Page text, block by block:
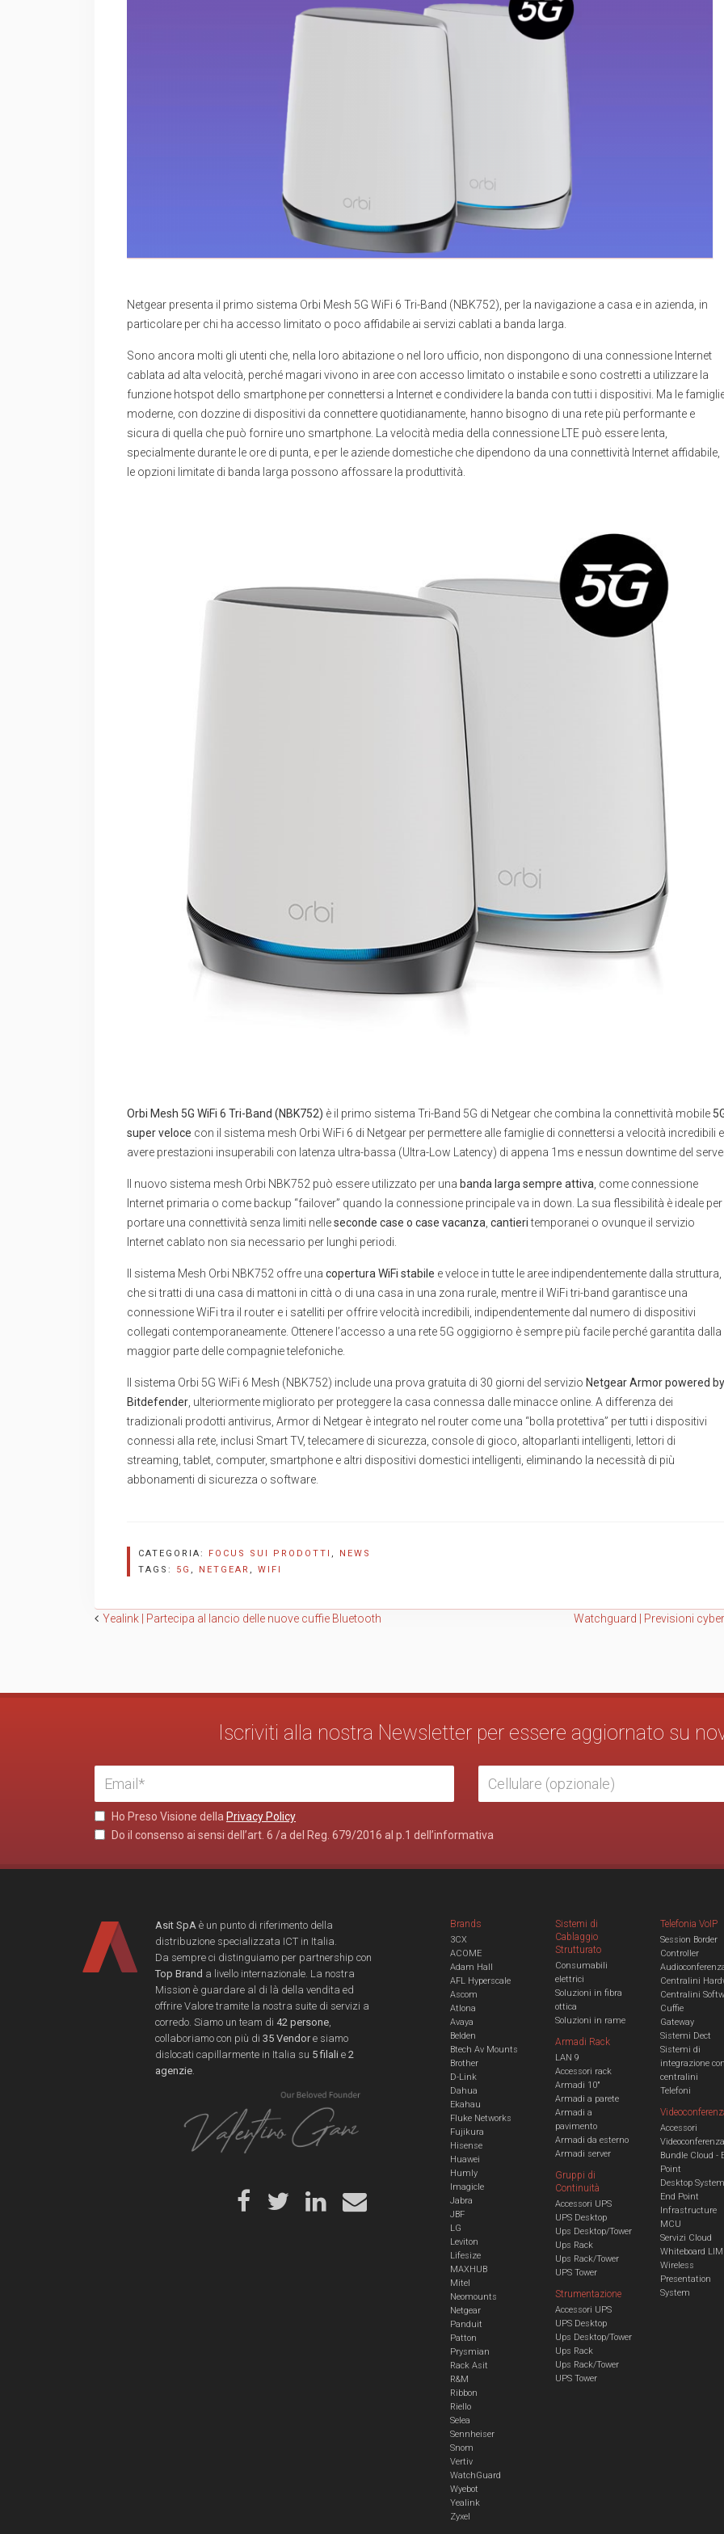
Netgear presenta il primo sistema Orbi Mesh 5G WiFi 6 Tri-Band (NBK752), per la navigazione a casa e in azienda, in
particolare per chi ha accesso limitato o poco affidabile ai servizi cablati a banda larga.
Sono ancora molti gli utenti che, nella loro abitazione o nel loro ufficio, non dispongono di una connessione Internet
cablata ad alta velocità, perché magari vivono in aree con accesso limitato o instabile e sono costretti a utilizzare la
funzione hotspot dello smartphone per connettersi a Internet e condividere la banda con tutti i dispositivi. Ma le
moderne, con dozzine di dispositivi da connettere quotidianamente, hanno bisogno di una rete più performante e
sicura di quella che può fornire uno smartphone. La velocità media della connessione LTE può essere lenta,
specialmente durante le ore di punta, e per le aziende domestiche che dipendono da una connettività Internet affidabile,
le opzioni limitate di banda larga possono affossare la produttività.
Orbi Mesh 5G WiFi 6 Tri-Band (NBK752) è il primo sistema Tri-Band 5G di Netgear che combina la connettività mobile
super veloce con il sistema mesh Orbi WiFi 6 di Netgear per permettere alle famiglie di connettersi a velocità incredibili e
avere prestazioni insuperabili con latenza ultra-bassa (Ultra-Low Latency) di appena 1ms e nessun downtime del
Il nuovo sistema mesh Orbi NBK752 può essere utilizzato per una banda larga sempre attiva, come connessione
Internet primaria o come backup “failover” quando la connessione principale va in down. La sua flessibilità è ideale per
portare una connettività senza limiti nelleseconde case o case vacanza, cantieritemporanei o ovunque il servizio
Internet cablato non sia necessario per lunghi periodi.
Il sistema Mesh Orbi NBK752 offre una copertura WiFi stabile e veloce in tutte le aree indipendentemente dalla struttura,
che si tratti di una casa di mattoni in città o di una casa in una zona rurale, mentre il WiFi tri-band garantisce una
connessione WiFi tra il router e i satelliti per offrire velocità incredibili, indipendentemente dal numero di dispositivi
collegati contemporaneamente. Ottenere l’accesso a una rete 5G oggigiorno è sempre più facile perché garantita dalla
maggior parte delle compagnie telefoniche.
Il sistema Orbi 5G WiFi 6 Mesh (NBK752) include una prova gratuita di 30 giorni del servizio Netgear Armor powered by
Bitdefender, ulteriormente migliorato per proteggere la casa connessa dalle minacce online. A differenza dei
tradizionali prodotti antivirus, Armor di Netgear è integrato nel router come una “bolla protettiva” per tutti i dispositivi
connessi alla rete, inclusi Smart TV, telecamere di sicurezza, console di gioco, altoparlanti intelligenti, lettori di
streaming, tablet, computer, smartphone e altri dispositivi domestici intelligenti, eliminando la necessità di più
abbonamenti di sicurezza o software.
CATEGORIA: FOCUS SUI PRODOTTI ,
NEWS
TAGS: 5G , NETGEAR , WIFI
Navigazione
Yealink | Partecipa al lancio delle nuove cuffie Bluetooth Watchguard | Previsioni
Iscriviti alla nostra Newsletter per essere aggiornato su
Ho Preso Visione della Privacy Policy
Do il consenso ai sensi dell’art. 6 /a del Reg. 679/2016 al p.1 dell’informativa
Asit SpA è un punto di riferimento della
distribuzione specializzata ICT in Italia.
Da sempre ci distinguiamo per partnership con
Top Brand a livello internazionale. La nostra
Mission è guardare al di là della vendita ed
offrire Valore tramite la nostra suite di servizi a
corredo. Siamo un team di 42 persone,
collaboriamo con più di 35 Vendore siamo
dislocati capillarmente in Italia su 5 filali e 2
agenzie.
Brands
3CX
ACOME
Adam Hall
AFL Hyperscale
Ascom
Atlona
Avaya
Belden
Btech Av Mounts
Brother
D-Link
Dahua
Ekahau
Fluke Networks
Fujikura
Hisense
Huawei
Humly
Imagicle
Jabra
JBF
LG
Leviton
Lifesize
MAXHUB
Mitel
Neomounts
Netgear
Panduit
Patton
Prysmian
Rack Asit
R&M
Ribbon
Riello
Selea
Sennheiser
Snom
Vertiv
WatchGuard
Wyebot
Yealink
Zyxel
Sistemi di
Cablaggio
Strutturato
Consumabili
elettrici
Soluzioni in fibra
ottica
Soluzioni in rame
Armadi Rack
LAN 9
Accessori rack
Armadi 10"
Armadi a parete
Armadi a
pavimento
Armadi da esterno
Armadi server
Gruppi di
Continuità
Accessori UPS
UPS Desktop
Ups Desktop/Tower
Ups Rack
Ups Rack/Tower
UPS Tower
Strumentazione
Accessori UPS
UPS Desktop
Ups Desktop/Tower
Ups Rack
Ups Rack/Tower
UPS Tower
Telefonia VoIP
Session Border
Controller
Centralini
Centralini
Cuffie
Gateway
Sistemi Dect
Sistemi di
integrazione con
centralini
Telefoni
Accessori
Videoconferenza
Bundle Cloud -
Point
Desktop System
End Point
Infrastructure
MCU
Servizi Cloud
Whiteboard LIM
Wireless
Presentation
System